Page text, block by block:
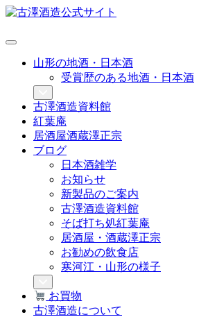
山形の地酒・日本酒
受賞歴のある地酒・日本酒
古澤酒造資料館
紅葉庵
居酒屋酒蔵澤正宗
ブログ
日本酒雑学
お知らせ
新製品のご案内
古澤酒造資料館
そば打ち処紅葉庵
居酒屋・酒蔵澤正宗
お勧めの飲食店
寒河江・山形の様子
お買物
古澤酒造について